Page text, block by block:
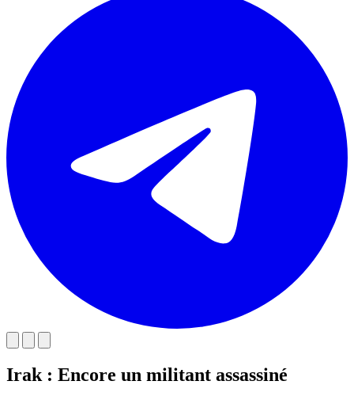
Irak : Encore un militant assassiné